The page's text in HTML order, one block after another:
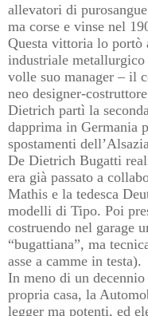
allevatori di
ma corse e vinse nel
Questa vittoria lo portò
industriale
volle suo manager – il
neo designer-
Dietrich partì la
dapprima in Germania
spostamenti
De Dietrich Bugatti
era già passato a
Mathis e la tedesca
modelli di Tipo. Poi
costruendo nel garage
“bugattiana”, ma
asse a camme in testa).
In meno di un
propria casa, la
legger ma potenti, ed